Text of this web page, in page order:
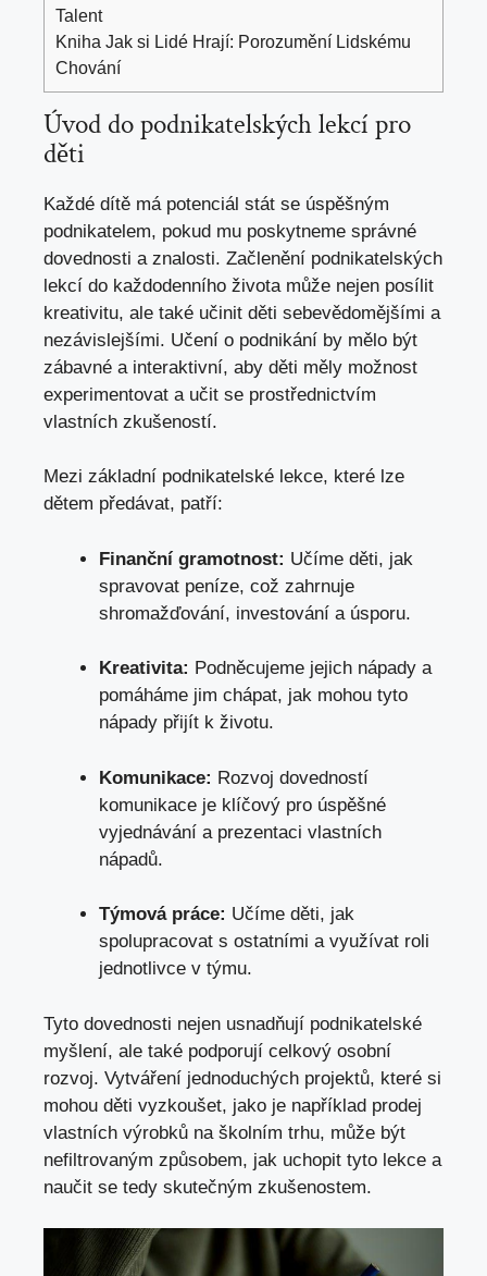
Talent
Kniha Jak si Lidé Hrají: Porozumění Lidskému
Chování
Úvod⁢ do podnikatelských lekcí pro‌
děti
Každé dítě má potenciál stát se úspěšným
podnikatelem, pokud mu poskytneme ⁢správné
dovednosti a znalosti.‌ Začlenění podnikatelských
lekcí do každodenního života může‌ nejen posílit
kreativitu, ale ‍také⁢ učinit děti sebevědomějšími a
nezávislejšími. Učení ‍o podnikání by mělo být
zábavné a interaktivní,⁢ aby děti ‌měly možnost
experimentovat a učit ‌se prostřednictvím
vlastních⁢ zkušeností.
Mezi​ základní podnikatelské ⁤lekce, které lze
dětem předávat, ‌patří:
Finanční gramotnost: Učíme děti, jak
spravovat ​peníze, což zahrnuje
shromažďování, investování a úsporu.
Kreativita: Podněcujeme jejich nápady a
pomáháme⁤ jim chápat, jak mohou tyto
nápady přijít k životu.
Komunikace: Rozvoj dovedností
komunikace je klíčový ⁤pro úspěšné
vyjednávání a prezentaci vlastních
nápadů.
Týmová ⁢práce: ‍Učíme ‍děti, jak
spolupracovat s ostatními a využívat roli
jednotlivce v týmu.
Tyto dovednosti nejen usnadňují podnikatelské
myšlení,‌ ale také podporují⁤ celkový ​osobní
‌rozvoj. Vytváření jednoduchých projektů, které si
mohou děti vyzkoušet, jako je ‌například prodej
vlastních výrobků​ na školním trhu, může⁢ být
nefiltrovaným‌ způsobem, jak​ uchopit tyto lekce a
naučit se tedy‌ skutečným zkušenostem.